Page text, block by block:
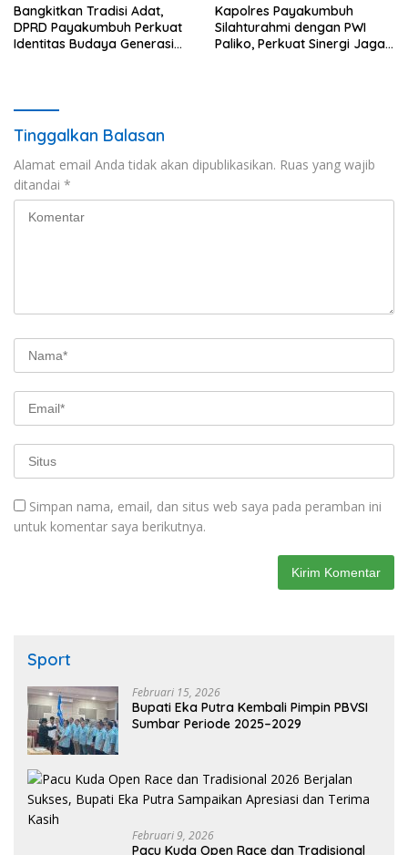
Bangkitkan Tradisi Adat,
DPRD Payakumbuh Perkuat
Identitas Budaya Generasi
Kapolres Payakumbuh
Silahturahmi dengan PWI
Paliko, Perkuat Sinergi Jaga
Tinggalkan Balasan
Alamat email Anda tidak akan dipublikasikan. Ruas yang wajib
ditandai *
Simpan nama, email, dan situs web saya pada peramban ini
untuk komentar saya berikutnya.
Sport
Februari 15, 2026
Bupati Eka Putra Kembali Pimpin PBVSI
Sumbar Periode 2025–2029
Februari 9, 2026
Pacu Kuda Open Race dan Tradisional